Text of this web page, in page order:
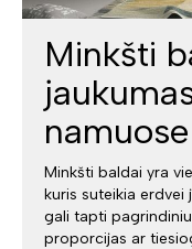
Minkšti
namuose
Minkšti baldai yra
kuris suteikia
gali tapti
proporcijas ar